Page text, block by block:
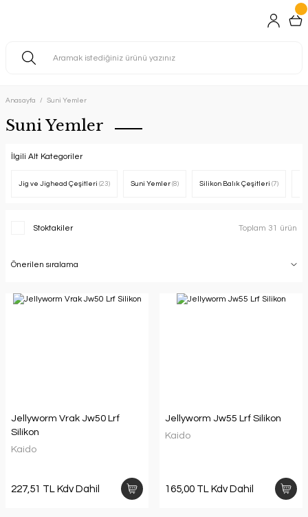
Anasayfa Suni Yemler
Suni Yemler
İlgili Alt Kategoriler
Jig ve Jighead Çeşitleri (23) Suni Yemler (8) Silikon Balık Çeşitleri (7)
Stoktakiler Toplam 31 ürün
Jellyworm Vrak Jw50 Lrf
Silikon
Kaido
227,51 TL Kdv Dahil
Jellyworm Jw55 Lrf Silikon
Kaido
165,00 TL Kdv Dahil